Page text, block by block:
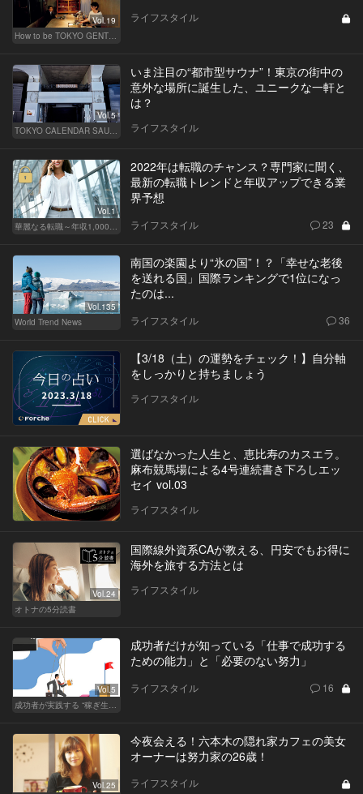
Vol.19
ライフスタイル
Vol.5
TOKYO CALENDAR SAUNA CLUB ― トウカレ サウナクラブ ―
いま注目の“都市型サウナ”！東京の街中の
意外な場所に誕生した、ユニークな一軒と
は？
ライフスタイル
Vol.1
華麗なる転職～年収1,000万超の道～
2022年は転職のチャンス？専門家に聞く、
最新の転職トレンドと年収アップできる業
界予想
ライフスタイル 23
Vol.135
World Trend News
南国の楽園より“氷の国”！？「幸せな老後
を送れる国」国際ランキングで1位になっ
たのは...
ライフスタイル 36
【3/18（土）の運勢をチェック！】自分軸
をしっかりと持ちましょう
ライフスタイル
選ばなかった人生と、恵比寿のカスエラ。
麻布競馬場による4号連続書き下ろしエッ
セイ vol.03
ライフスタイル
Vol.24
オトナの5分読書
国際線外資系CAが教える、円安でもお得に
海外を旅する方法とは
ライフスタイル
Vol.5
成功者が実践する “稼ぎ生活”
成功者だけが知っている「仕事で成功する
ための能力」と「必要のない努力」
ライフスタイル 16
Vol.25
今夜会える！六本木の隠れ家カフェの美女
オーナーは努力家の26歳！
ライフスタイル